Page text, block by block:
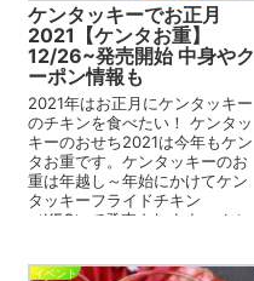
ケンタッキーでお正月
2021【ケンタお重】
12/26~発売開始 中身やク
ーポン情報も
2021年はお正月にケンタッキー
のチキンを食べたい！ ケンタッ
キーのおせち2021は今年もケン
タお重です。ケンタッキーのお
重は年越し～年始にかけてケン
タッキーフライドチキン
（KFC）で発売されます。 ケン
イベント